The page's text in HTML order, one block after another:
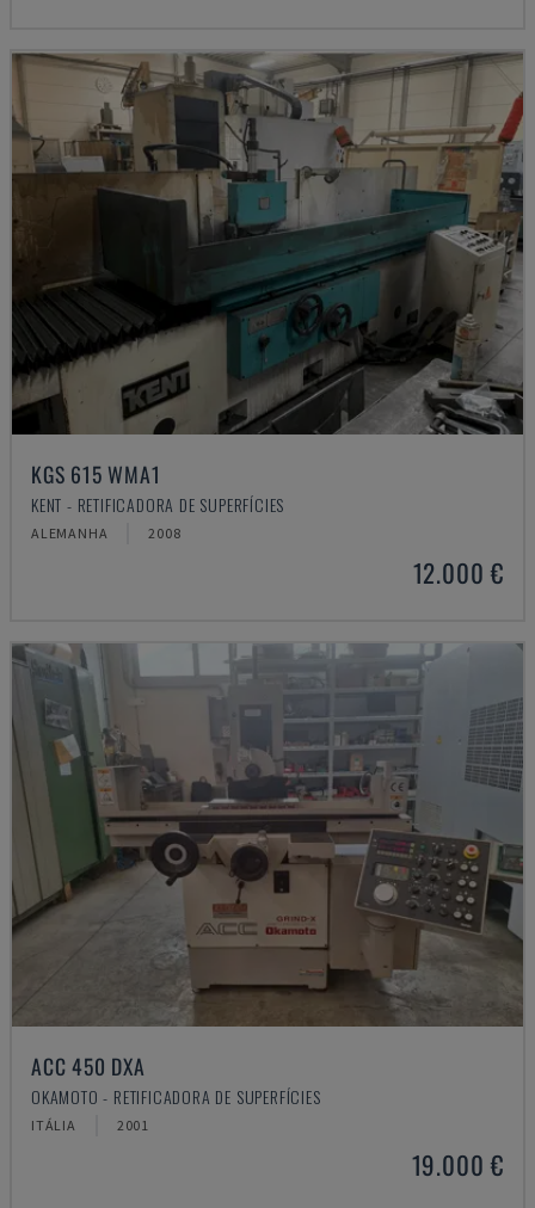
KGS 615 WMA1
KENT - RETIFICADORA DE SUPERFÍCIES
ALEMANHA 2008
12.000 €
ACC 450 DXA
OKAMOTO - RETIFICADORA DE SUPERFÍCIES
ITÁLIA 2001
19.000 €